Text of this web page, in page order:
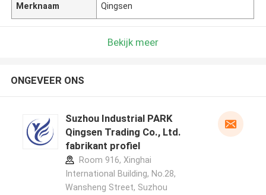
Merknaam Qingsen
Bekijk meer
ONGEVEER ONS
Suzhou Industrial PARK
Qingsen Trading Co., Ltd.
fabrikant profiel
Room 916, Xinghai
International Building, No.28,
Wansheng Street, Suzhou